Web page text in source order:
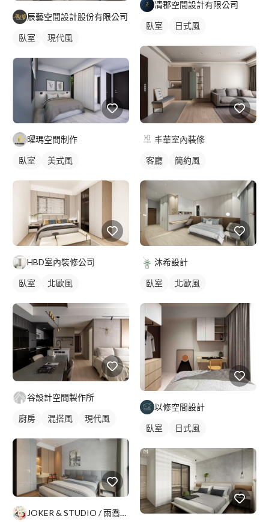
辰藝空間設計股份有限公司
臥室 現代風
曜瑪空間制作
臥室 美式風
HBD室內裝修公司
臥室 北歐風
谷設計空間製作所
廚房 混搭風 現代風
JOKER & STUDIO / 雨喬室內裝修有限公司
凊郡空間設計有限公司
臥室 日式風
丰華室內裝修
客廳 簡約風
沐希設計
臥室 北歐風
以修空間設計
臥室 日式風